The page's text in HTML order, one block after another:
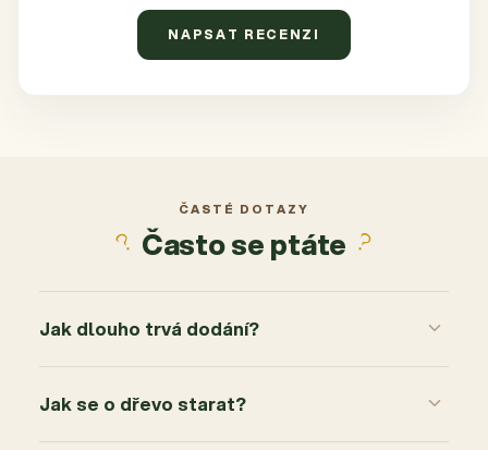
NAPSAT RECENZI
ČASTÉ DOTAZY
Často se ptáte
Jak dlouho trvá dodání?
Jak se o dřevo starat?